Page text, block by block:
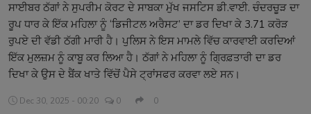
Kitaab Kahani
Gallery
ਸਾਈਬਰ ਠੱਗਾਂ ਨੇ ਸੁਪਰੀਮ ਕੋਰਟ ਦੇ ਸਾਬਕਾ ਮੁੱਖ ਜਸਟਿਸ ਡੀ.ਵਾਈ. ਚੰਦਰਚੂੜ ਦਾ
ਰੂਪ ਧਾਰ ਕੇ ਇੱਕ ਮਹਿਲਾ ਨੂੰ ‘ਡਿਜੀਟਲ ਅਰੈਸਟ’ ਦਾ ਡਰ ਦਿਖਾ ਕੇ 3.71 ਕਰੋੜ
ਰੁਪਏ ਦੀ ਵੱਡੀ ਠੱਗੀ ਮਾਰੀ ਹੈ। ਪੁਲਿਸ ਨੇ ਇਸ ਮਾਮਲੇ ਵਿੱਚ ਕਾਰਵਾਈ ਕਰਦਿਆਂ
ਇੱਕ ਮੁਲਜ਼ਮ ਨੂੰ ਕਾਬੂ ਕਰ ਲਿਆ ਹੈ। ਠੱਗਾਂ ਨੇ ਮਹਿਲਾ ਨੂੰ ਗ੍ਰਿਫ਼ਤਾਰੀ ਦਾ ਡਰ
ਦਿਖਾ ਕੇ ਉਸ ਦੇ ਬੈਂਕ ਖਾਤੇ ਵਿੱਚੋਂ ਪੈਸੇ ਟ੍ਰਾਂਸਫਰ ਕਰਵਾ ਲਏ ਸਨ।
Dec 30, 2025 - 00:20 0 0